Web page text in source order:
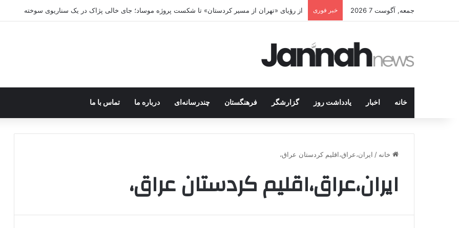
جمعه, آگوست 7 2026 خبر فوری از رؤیای «تهران از مسیر کردستان» تا شکست پروژه موساد؛ جای خالی پژاک در یک سناریوی سوخته
خانه اخبار یادداشت روز گزارشگر فرهنگستان چندرسانه‌ای درباره ما تماس با ما
خانه / ایران،عراق،اقلیم کردستان عراق،
ایران،عراق،اقلیم کردستان عراق،